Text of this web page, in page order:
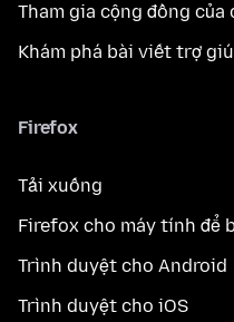
Tham gia cộng đồng
Khám phá bài viết trợ
Firefox
Tải xuống
Firefox cho máy tính để
Trình duyệt cho Android
Trình duyệt cho iOS